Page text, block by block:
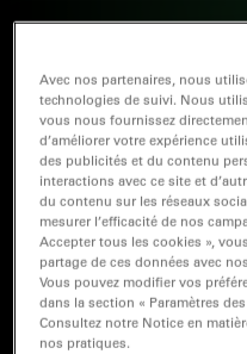
Avec nos partenaires, nous
technologies de suivi. Nous
vous nous fournissez
d’améliorer votre expérience
des publicités et du contenu
interactions avec ce site et
du contenu sur les réseaux
mesurer l’efficacité de nos
Accepter tous les cookies »,
partage de ces données avec
Vous pouvez modifier vos
dans la section « Paramètres
Consultez notre Notice en
nos pratiques.